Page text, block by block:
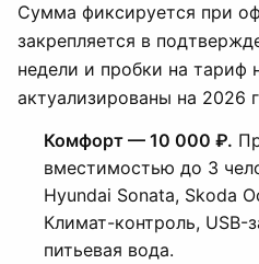
Сумма фиксируется при
закрепляется в
недели и пробки на тариф
актуализированы на 2026
Комфорт — 10 000 ₽.
вместимостью до 3
Hyundai Sonata, Skoda
Климат-контроль, USB-
питьевая вода.